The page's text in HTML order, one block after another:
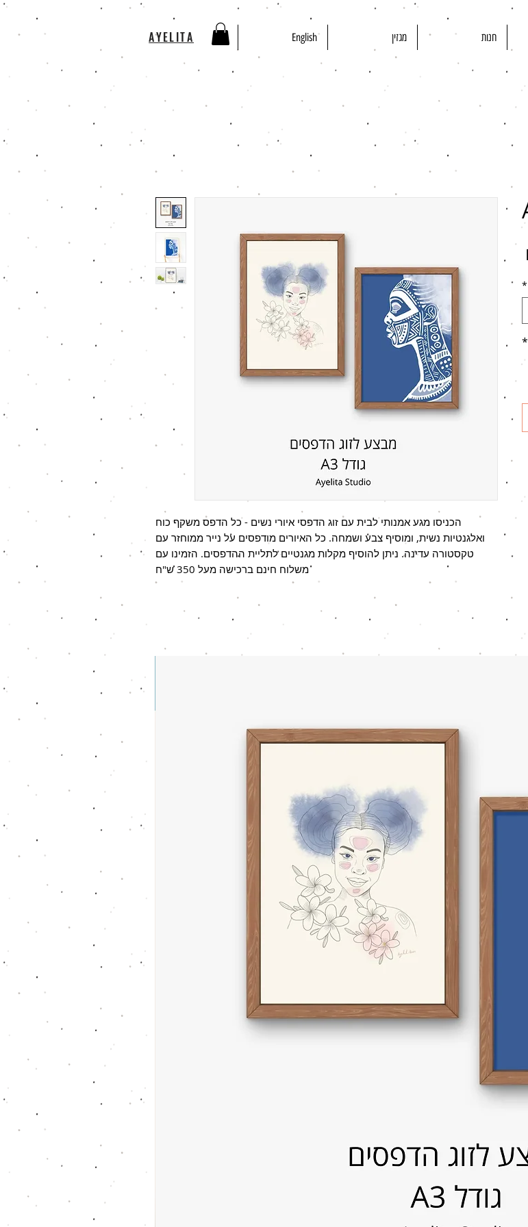
AYELITA חנות מגזין English
הכניסו מגע אמנותי לבית עם זוג הדפסי איורי נשים - כל הדפס משקף כוח
ואלגנטיות נשית, ומוסיף צבע ושמחה. כל האיורים מודפסים על נייר ממוחזר עם
טקסטורה עדינה. ניתן להוסיף מקלות מגנטיים לתליית ההדפסים. הזמינו עם
משלוח חינם ברכישה מעל 350 ש"ח
מחיר
מבצע*
*